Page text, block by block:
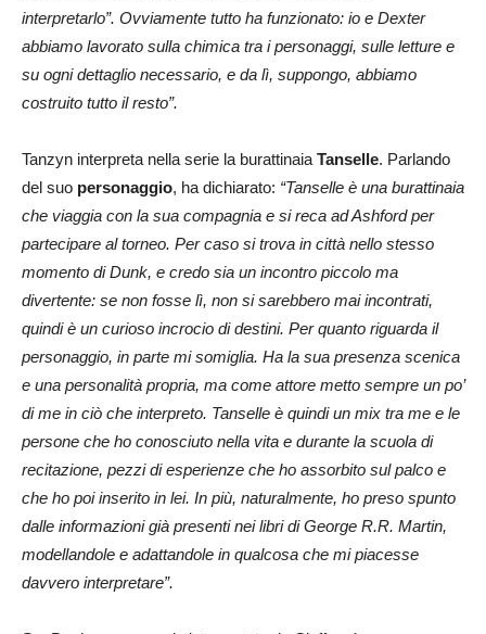
interpretarlo”. Ovviamente tutto ha funzionato: io e Dexter
abbiamo lavorato sulla chimica tra i personaggi, sulle letture e
su ogni dettaglio necessario, e da lì, suppongo, abbiamo
costruito tutto il resto”.
Tanzyn interpreta nella serie la burattinaia Tanselle. Parlando
del suo personaggio, ha dichiarato: “Tanselle è una burattinaia
che viaggia con la sua compagnia e si reca ad Ashford per
partecipare al torneo. Per caso si trova in città nello stesso
momento di Dunk, e credo sia un incontro piccolo ma
divertente: se non fosse lì, non si sarebbero mai incontrati,
quindi è un curioso incrocio di destini. Per quanto riguarda il
personaggio, in parte mi somiglia. Ha la sua presenza scenica
e una personalità propria, ma come attore metto sempre un po’
di me in ciò che interpreto. Tanselle è quindi un mix tra me e le
persone che ho conosciuto nella vita e durante la scuola di
recitazione, pezzi di esperienze che ho assorbito sul palco e
che ho poi inserito in lei. In più, naturalmente, ho preso spunto
dalle informazioni già presenti nei libri di George R.R. Martin,
modellandole e adattandole in qualcosa che mi piacesse
davvero interpretare”.